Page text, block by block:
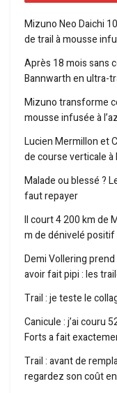
Mizuno Neo Daichi
de trail à mousse
Après 18 mois sans
Bannwarth en ultra-
Mizuno transforme
mousse infusée à
Lucien Mermillon et
de course verticale à
Malade ou blessé ?
faut repayer
Il court 4 200 km de
m de dénivelé positif
Demi Vollering
avoir fait pipi : les
Trail : je teste le
Canicule : j’ai couru
Forts a fait
Trail : avant de
regardez son coût